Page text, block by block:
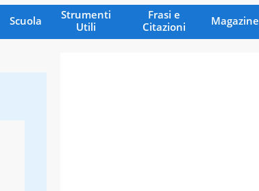
Scuola
Strumenti
Utili
Frasi e
Citazioni
Magazine